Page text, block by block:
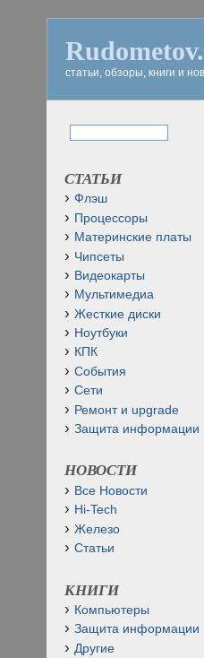
статьи, обзоры, книги и
СТАТЬИ
Флэш
Процессоры
Материнские платы
Чипсеты
Видеокарты
Мультимедиа
Жесткие диски
Ноутбуки
КПК
События
Сети
Ремонт и upgrade
Защита информации
НОВОСТИ
Все Новости
Hi-Tech
Железо
Статьи
КНИГИ
Компьютеры
Защита информации
Другие